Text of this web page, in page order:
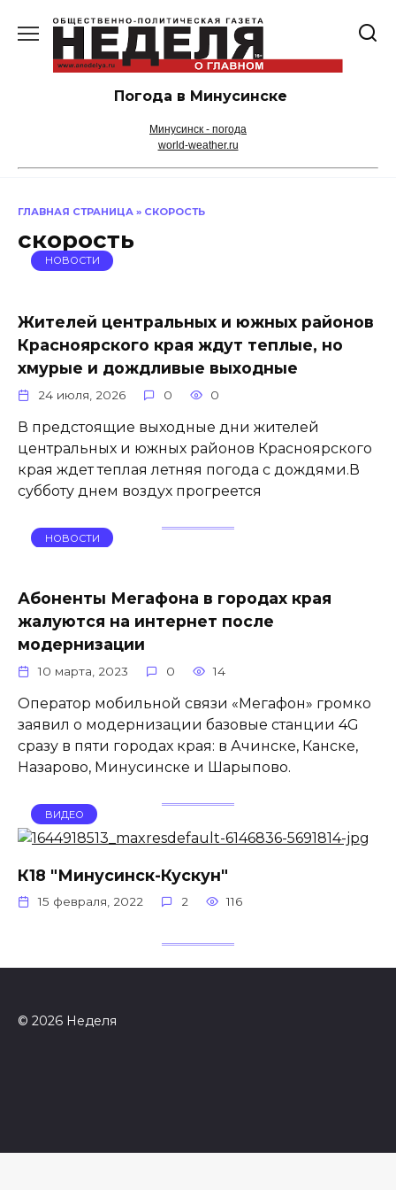
содержанию
Погода в Минусинске
Минусинск - погода
world-weather.ru
ГЛАВНАЯ СТРАНИЦА » СКОРОСТЬ
скорость
НОВОСТИ
Жителей центральных и южных районов
Красноярского края ждут теплые, но
хмурые и дождливые выходные
24 июля, 2026 0 0
В предстоящие выходные дни жителей
центральных и южных районов Красноярского
края ждет теплая летняя погода с дождями.В
субботу днем воздух прогреется
НОВОСТИ
Абоненты Мегафона в городах края
жалуются на интернет после
модернизации
10 марта, 2023 0 14
Оператор мобильной связи «Мегафон» громко
заявил о модернизации базовые станции 4G
сразу в пяти городах края: в Ачинске, Канске,
Назарово, Минусинске и Шарыпово.
ВИДЕО
К18 "Минусинск-Кускун"
15 февраля, 2022 2 116
© 2026 Неделя